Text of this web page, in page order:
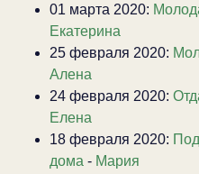
01 марта 2020:
Екатерина
25 февраля 2020:
Алена
24 февраля 2020:
Елена
18 февраля 2020:
дома - Мария